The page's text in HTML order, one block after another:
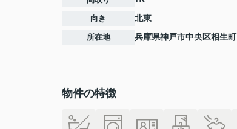
向き 北東
所在地 兵庫県神戸市中央区相生町
物件の特徴